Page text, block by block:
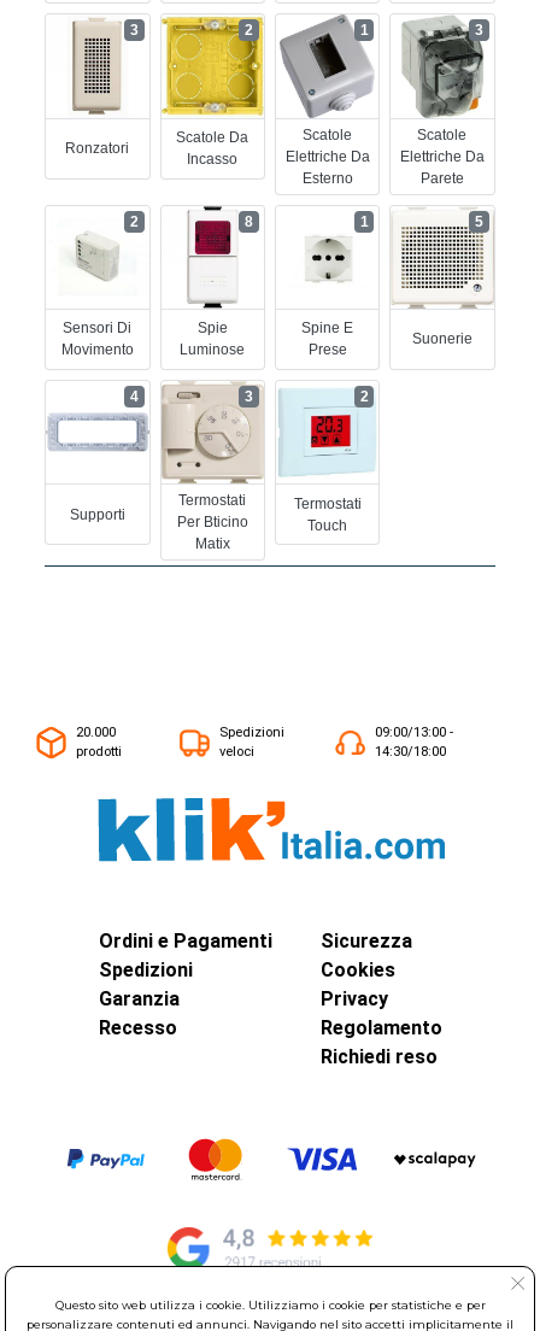
Ronzatori
3
Scatole Da
Incasso
2
Scatole
Elettriche Da
Esterno
1
Scatole
Elettriche Da
Parete
3
Sensori Di
Movimento
2
Spie
Luminose
8
Spine E
Prese
1
Suonerie
5
Supporti
4
Termostati
Per Bticino
Matix
3
Termostati
Touch
2
20.000
prodotti
Spedizioni
veloci
09:00/13:00 -
14:30/18:00
Ordini e Pagamenti
Spedizioni
Garanzia
Recesso
Sicurezza
Cookies
Privacy
Regolamento
Richiedi reso
Questo sito web utilizza i cookie. Utilizziamo i cookie per statistiche e per
personalizzare contenuti ed annunci. Navigando nel sito accetti implicitamente il